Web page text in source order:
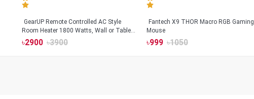
GearUP Remote Controlled AC Style
Room Heater 1800 Watts, Wall or Table
Mount
৳2900 ৳3900
Fantech X9 THOR Macro RGB Gaming
Mouse
৳999 ৳1050